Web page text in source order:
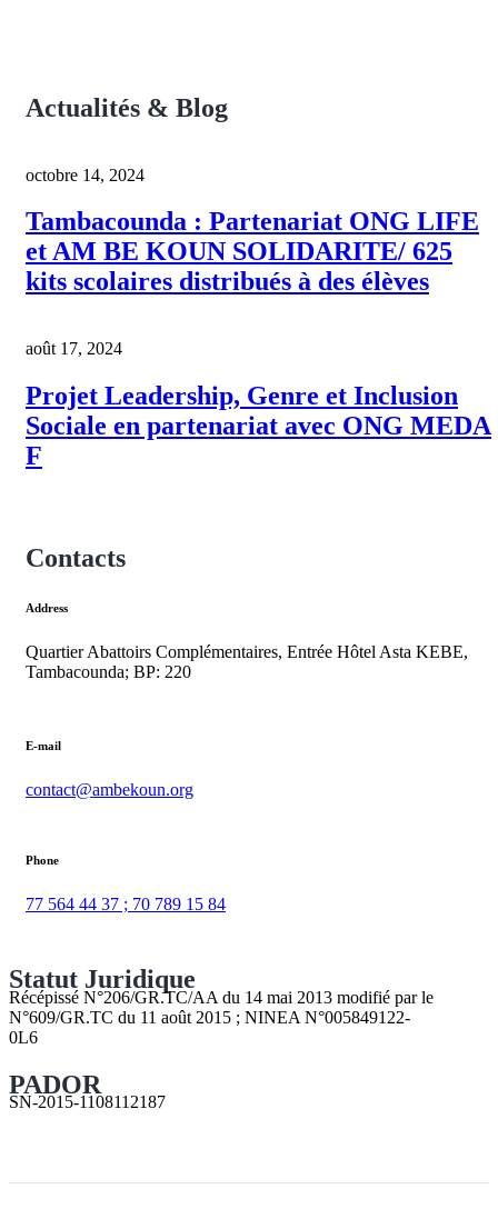
Actualités & Blog
octobre 14, 2024
Tambacounda : Partenariat ONG LIFE
et AM BE KOUN SOLIDARITE/ 625
kits scolaires distribués à des élèves
août 17, 2024
Projet Leadership, Genre et Inclusion
Sociale en partenariat avec ONG MEDA
F
Contacts
Address
Quartier Abattoirs Complémentaires, Entrée Hôtel Asta KEBE,
Tambacounda; BP: 220
E-mail
contact@ambekoun.org
Phone
77 564 44 37 ; 70 789 15 84
Statut Juridique
Récépissé N°206/GR.TC/AA du 14 mai 2013 modifié par le
N°609/GR.TC du 11 août 2015 ; NINEA N°005849122-
0L6
PADOR
SN-2015-1108112187